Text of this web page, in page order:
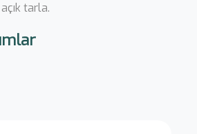
tarla.